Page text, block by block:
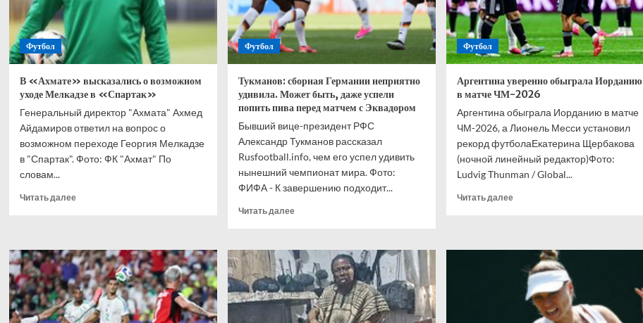
нынешнего
формата,
россиян
больше
всех
Футбол
В «Ахмате» высказались о возможном
уходе Мелкадзе в «Спартак»
Генеральный директор "Ахмата" Ахмед
Айдамиров ответил на вопрос о
возможном переходе Георгия Мелкадзе
в "Спартак". Фото: ФК "Ахмат" По
словам...
Читать далееПрочитать
«Ахмате»
высказались
о
возможном
уходе
Мелкадзе
Футбол
Тукманов: сборная Германии неприятно
удивила. Может быть, даже успели
попить пива перед матчем с Эквадором
Бывший вице-президент РФС
Александр Тукманов рассказал
Rusfootball.info, чем его успел удивить
нынешний чемпионат мира. Фото:
ФИФА - К завершению подходит...
Читать далееПрочитать
Тукманов:
сборная
Германии
неприятно
удивила.
Может
Футбол
Аргентина уверенно обыграла Иорданию
в матче ЧМ-2026
Аргентина обыграла Иорданию в матче
ЧМ-2026, а Лионель Месси установил
рекорд футболаЕкатерина Щербакова
(ночной линейный редактор)Фото:
Ludvig Thunman / Global...
Читать далееПрочитать
уверенно
обыграла
Иорданию
матче
ЧМ-2026